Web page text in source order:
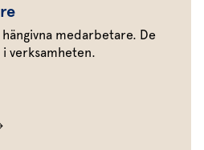
hängivna medarbetare. De
verksamheten.